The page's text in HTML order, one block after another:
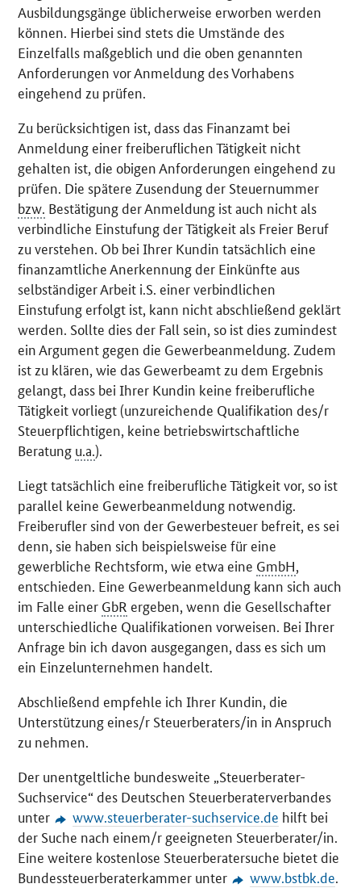
Ausbildungsgänge üblicherweise erworben werden
können. Hierbei sind stets die Umstände des
Einzelfalls maßgeblich und die oben genannten
Anforderungen vor Anmeldung des Vorhabens
eingehend zu prüfen.
Zu berücksichtigen ist, dass das Finanzamt bei
Anmeldung einer freiberuflichen Tätigkeit nicht
gehalten ist, die obigen Anforderungen eingehend zu
prüfen. Die spätere Zusendung der Steuernummer
bzw. Bestätigung der Anmeldung ist auch nicht als
verbindliche Einstufung der Tätigkeit als Freier Beruf
zu verstehen. Ob bei Ihrer Kundin tatsächlich eine
finanzamtliche Anerkennung der Einkünfte aus
selbständiger Arbeit i.S. einer verbindlichen
Einstufung erfolgt ist, kann nicht abschließend geklärt
werden. Sollte dies der Fall sein, so ist dies zumindest
ein Argument gegen die Gewerbeanmeldung. Zudem
ist zu klären, wie das Gewerbeamt zu dem Ergebnis
gelangt, dass bei Ihrer Kundin keine freiberufliche
Tätigkeit vorliegt (unzureichende Qualifikation des/r
Steuerpflichtigen, keine betriebswirtschaftliche
Beratung u.a.).
Liegt tatsächlich eine freiberufliche Tätigkeit vor, so ist
parallel keine Gewerbeanmeldung notwendig.
Freiberufler sind von der Gewerbesteuer befreit, es sei
denn, sie haben sich beispielsweise für eine
gewerbliche Rechtsform, wie etwa eine GmbH,
entschieden. Eine Gewerbeanmeldung kann sich auch
im Falle einer GbR ergeben, wenn die Gesellschafter
unterschiedliche Qualifikationen vorweisen. Bei Ihrer
Anfrage bin ich davon ausgegangen, dass es sich um
ein Einzelunternehmen handelt.
Abschließend empfehle ich Ihrer Kundin, die
Unterstützung eines/r Steuerberaters/in in Anspruch
zu nehmen.
Der unentgeltliche bundesweite „Steuerberater-
Suchservice“ des Deutschen Steuerberaterverbandes
unter
www.steuerberater-suchservice.de hilft bei
der Suche nach einem/r geeigneten Steuerberater/in.
Eine weitere kostenlose Steuerberatersuche bietet die
Bundessteuerberaterkammer unter
www.bstbk.de.